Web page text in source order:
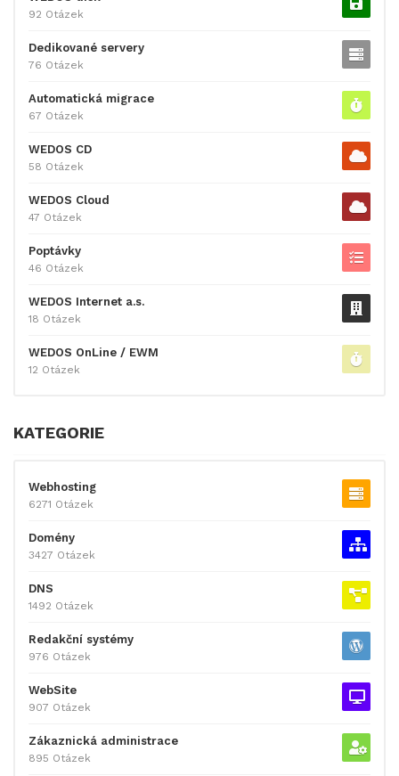
92 Otázek
Dedikované servery
76 Otázek
Automatická migrace
67 Otázek
WEDOS CD
58 Otázek
WEDOS Cloud
47 Otázek
Poptávky
46 Otázek
WEDOS Internet a.s.
18 Otázek
WEDOS OnLine / EWM
12 Otázek
KATEGORIE
Webhosting
6271 Otázek
Domény
3427 Otázek
DNS
1492 Otázek
Redakční systémy
976 Otázek
WebSite
907 Otázek
Zákaznická administrace
895 Otázek